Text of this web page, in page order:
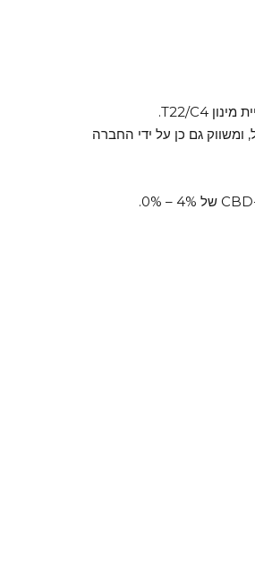
ומשווק גם כן על ידי החברה